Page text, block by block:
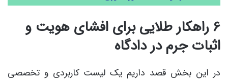
۶ راهکار طلایی برای افشای هویت و
اثبات جرم در دادگاه
در این بخش قصد داریم یک لیست کاربردی و تخصصی